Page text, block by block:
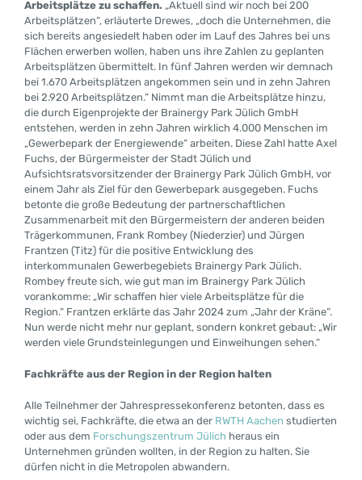
Arbeitsplätze zu schaffen. „Aktuell sind wir noch bei 200
Arbeitsplätzen“, erläuterte Drewes, „doch die Unternehmen, die
sich bereits angesiedelt haben oder im Lauf des Jahres bei uns
Flächen erwerben wollen, haben uns ihre Zahlen zu geplanten
Arbeitsplätzen übermittelt. In fünf Jahren werden wir demnach
bei 1.670 Arbeitsplätzen angekommen sein und in zehn Jahren
bei 2.920 Arbeitsplätzen.“ Nimmt man die Arbeitsplätze hinzu,
die durch Eigenprojekte der Brainergy Park Jülich GmbH
entstehen, werden in zehn Jahren wirklich 4.000 Menschen im
„Gewerbepark der Energiewende“ arbeiten. Diese Zahl hatte Axel
Fuchs, der Bürgermeister der Stadt Jülich und
Aufsichtsratsvorsitzender der Brainergy Park Jülich GmbH, vor
einem Jahr als Ziel für den Gewerbepark ausgegeben. Fuchs
betonte die große Bedeutung der partnerschaftlichen
Zusammenarbeit mit den Bürgermeistern der anderen beiden
Trägerkommunen, Frank Rombey (Niederzier) und Jürgen
Frantzen (Titz) für die positive Entwicklung des
interkommunalen Gewerbegebiets Brainergy Park Jülich.
Rombey freute sich, wie gut man im Brainergy Park Jülich
vorankomme: „Wir schaffen hier viele Arbeitsplätze für die
Region.“ Frantzen erklärte das Jahr 2024 zum „Jahr der Kräne“.
Nun werde nicht mehr nur geplant, sondern konkret gebaut: „Wir
werden viele Grundsteinlegungen und Einweihungen sehen.“
Fachkräfte aus der Region in der Region halten
Alle Teilnehmer der Jahrespressekonferenz betonten, dass es
wichtig sei, Fachkräfte, die etwa an der RWTH Aachen studierten
oder aus dem Forschungszentrum Jülich heraus ein
Unternehmen gründen wollten, in der Region zu halten. Sie
dürfen nicht in die Metropolen abwandern.